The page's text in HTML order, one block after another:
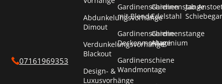
07161969353
Abdunkelungsvorhänge
Dimout
Verdunkelungsvorhänge
Blackout
Design- &
Luxusvorhänge
Gardinenschienen
mit Blende
Gardinenschiene
Deckenmontage
Gardinenschiene
Wandmontage
Gardinenstange
Edelstahl
Gardinenstange
Aluminium
Jab